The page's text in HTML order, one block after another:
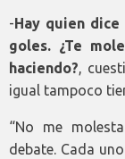
-Hay quien
goles. ¿Te
haciendo?,
igual tampoco
“No me
debate. Cada